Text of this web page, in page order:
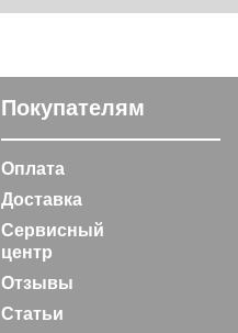
Покупателям
Оплата
Доставка
Сервисный
центр
Отзывы
Статьи